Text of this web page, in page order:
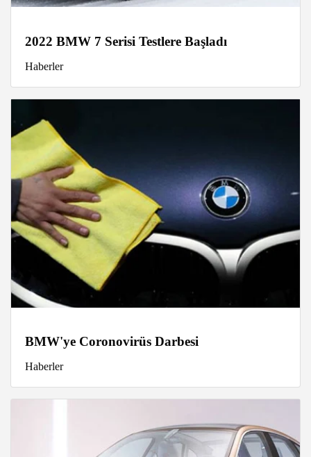
2022 BMW 7 Serisi Testlere Başladı
Haberler
BMW'ye Coronovirüs Darbesi
Haberler